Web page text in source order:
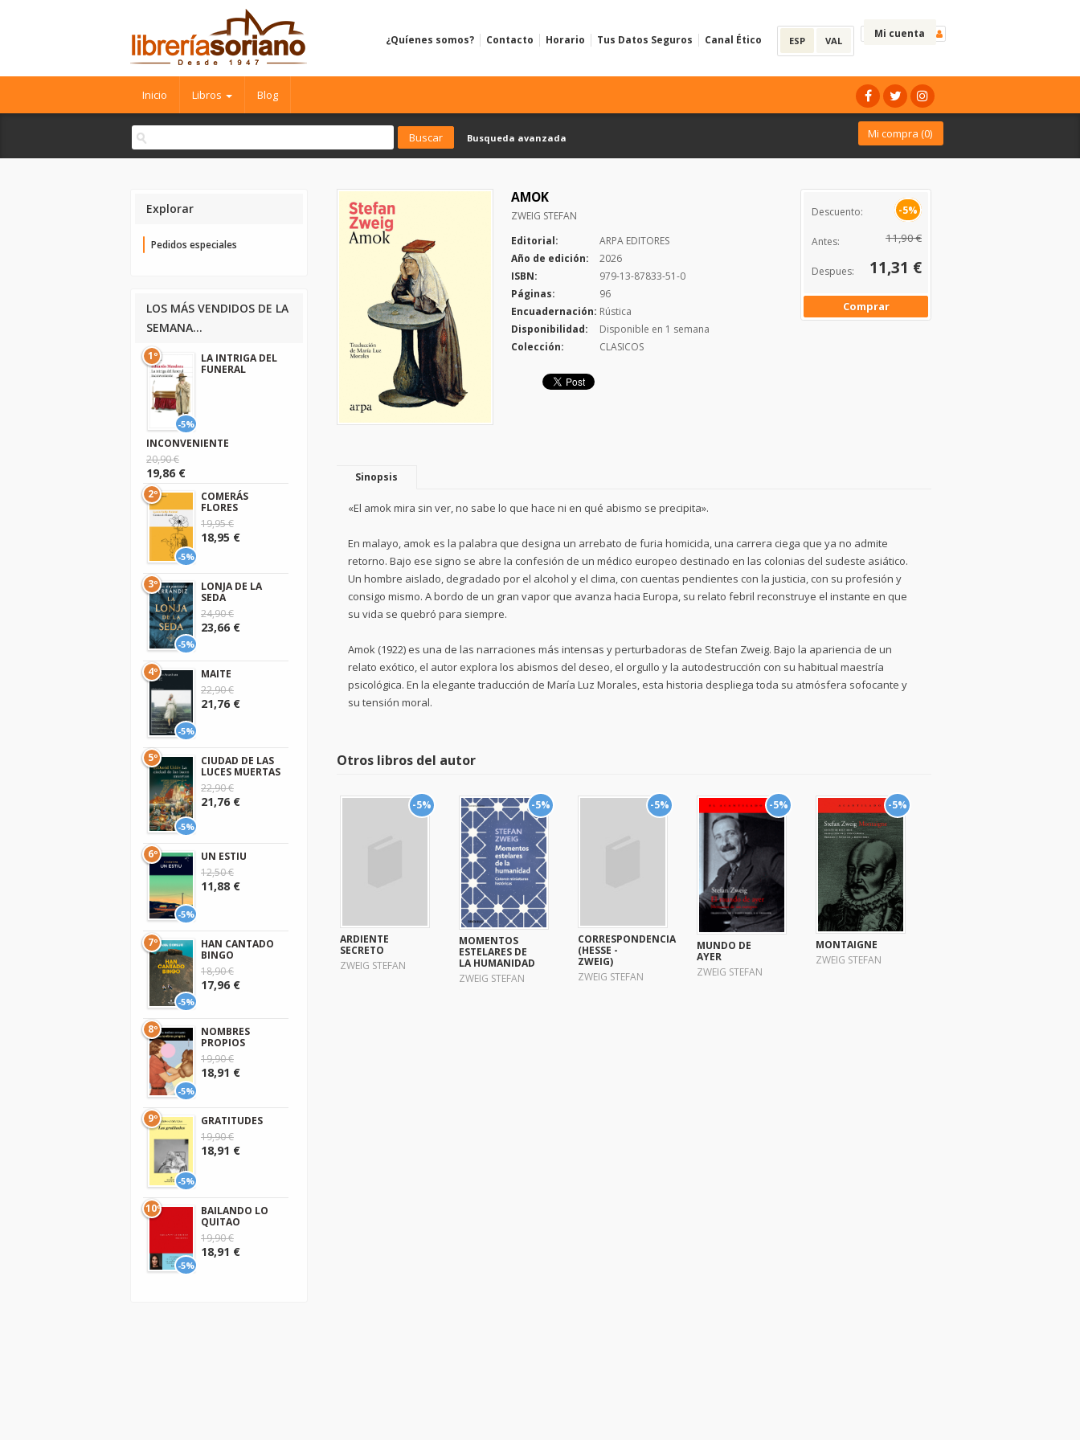
Mi cuenta
ESP VAL
¿Quíenes somos? Contacto Horario Tus Datos Seguros Canal Ético
Inicio Libros Blog
Busqueda avanzada Mi compra (0)
AMOK
ZWEIG STEFAN
Editorial:
ARPA EDITORES
Año de edición:
2026
ISBN:
979-13-87833-51-0
Páginas:
96
Encuadernación: Rústica
Disponibilidad:
Disponible en 1 semana
Colección:
CLASICOS
Descuento: -5%
Antes: 11,90 €
Despues: 11,31 €
Comprar
Sinopsis
«El amok mira sin ver, no sabe lo que hace ni en qué abismo se precipita».
En malayo, amok es la palabra que designa un arrebato de furia homicida, una carrera ciega que ya no admite
retorno. Bajo ese signo se abre la confesión de un médico europeo destinado en las colonias del sudeste asiático.
Un hombre aislado, degradado por el alcohol y el clima, con cuentas pendientes con la justicia, con su profesión y
consigo mismo. A bordo de un gran vapor que avanza hacia Europa, su relato febril reconstruye el instante en que
su vida se quebró para siempre.
Amok (1922) es una de las narraciones más intensas y perturbadoras de Stefan Zweig. Bajo la apariencia de un
relato exótico, el autor explora los abismos del deseo, el orgullo y la autodestrucción con su habitual maestría
psicológica. En la elegante traducción de María Luz Morales, esta historia despliega toda su atmósfera sofocante y
su tensión moral.
Otros libros del autor
-5%
ARDIENTE
SECRETO
ZWEIG STEFAN
-5%
MOMENTOS
ESTELARES DE
LA HUMANIDAD
ZWEIG STEFAN
-5%
CORRESPONDENCIA
(HESSE -
ZWEIG)
ZWEIG STEFAN
-5%
MUNDO DE
AYER
ZWEIG STEFAN
-5%
MONTAIGNE
ZWEIG STEFAN
Explorar
Pedidos especiales
LOS MÁS VENDIDOS DE LA
SEMANA...
-5%
1º
LA INTRIGA DEL
FUNERAL
INCONVENIENTE
20,90 €
19,86 €
-5%
2º
COMERÁS
FLORES
19,95 €
18,95 €
-5%
3º
LONJA DE LA
SEDA
24,90 €
23,66 €
-5%
4º
MAITE
22,90 €
21,76 €
-5%
5º
CIUDAD DE LAS
LUCES MUERTAS
22,90 €
21,76 €
-5%
6º
UN ESTIU
12,50 €
11,88 €
-5%
7º
HAN CANTADO
BINGO
18,90 €
17,96 €
-5%
8º
NOMBRES
PROPIOS
19,90 €
18,91 €
-5%
9º
GRATITUDES
19,90 €
18,91 €
-5%
10º
BAILANDO LO
QUITAO
19,90 €
18,91 €